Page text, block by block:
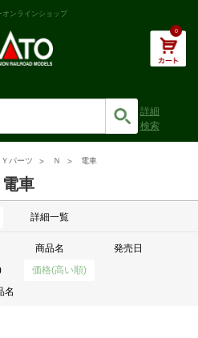
ンラインショップ
0
詳細
検索
パーツ Ｎ 電車
電車
詳細一覧
商品名
発売日
価格(高い順)
名